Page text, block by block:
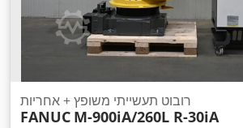
רובוט תעשייתי משופץ + אחריות
FANUC M-900iA/260L R-30iA